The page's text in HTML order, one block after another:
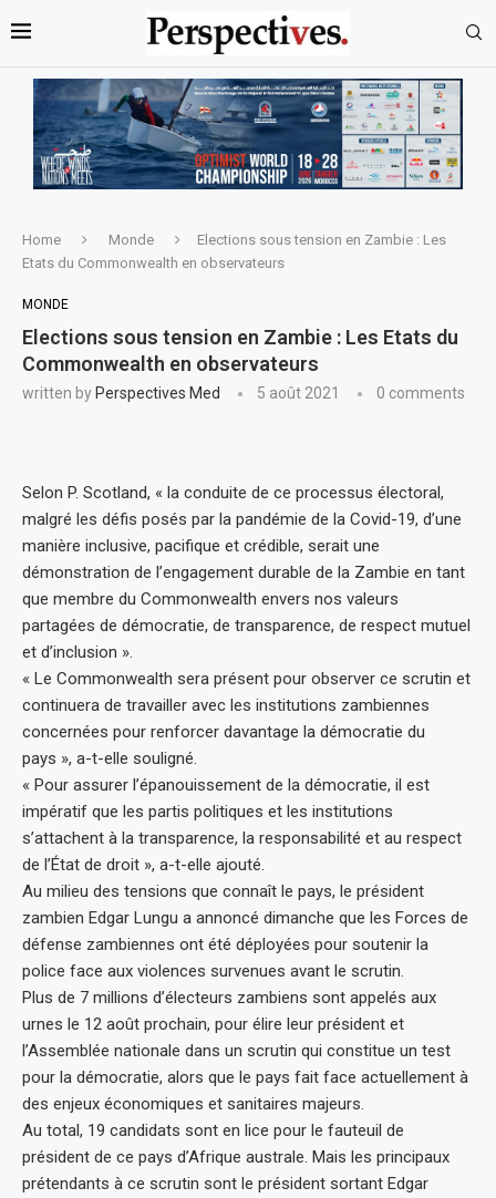
Home Monde
Elections sous tension en Zambie : Les
Etats du Commonwealth en observateurs
MONDE
Elections sous tension en Zambie : Les Etats du
Commonwealth en observateurs
written by Perspectives Med 5 août 2021 0 comments
Selon P. Scotland, « la conduite de ce processus électoral,
malgré les défis posés par la pandémie de la Covid-19, d’une
manière inclusive, pacifique et crédible, serait une
démonstration de l’engagement durable de la Zambie en tant
que membre du Commonwealth envers nos valeurs
partagées de démocratie, de transparence, de respect mutuel
et d’inclusion ».
« Le Commonwealth sera présent pour observer ce scrutin et
continuera de travailler avec les institutions zambiennes
concernées pour renforcer davantage la démocratie du
pays », a-t-elle souligné.
« Pour assurer l’épanouissement de la démocratie, il est
impératif que les partis politiques et les institutions
s’attachent à la transparence, la responsabilité et au respect
de l’État de droit », a-t-elle ajouté.
Au milieu des tensions que connaît le pays, le président
zambien Edgar Lungu a annoncé dimanche que les Forces de
défense zambiennes ont été déployées pour soutenir la
police face aux violences survenues avant le scrutin.
Plus de 7 millions d’électeurs zambiens sont appelés aux
urnes le 12 août prochain, pour élire leur président et
l’Assemblée nationale dans un scrutin qui constitue un test
pour la démocratie, alors que le pays fait face actuellement à
des enjeux économiques et sanitaires majeurs.
Au total, 19 candidats sont en lice pour le fauteuil de
président de ce pays d’Afrique australe. Mais les principaux
prétendants à ce scrutin sont le président sortant Edgar